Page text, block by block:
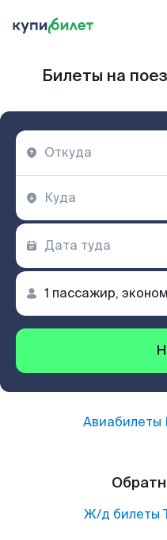
Билеты на
Авиабилеты
Ж/д билеты